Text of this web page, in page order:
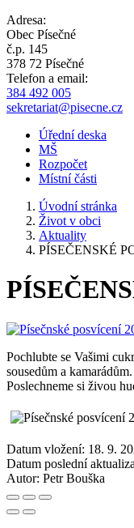
Adresa:
Obec Písečné
č.p. 145
378 72 Písečné
Telefon a email:
384 492 005
sekretariat@pisecne.cz
Úřední deska
MŠ
Rozpočet
Místní části
Úvodní stránka
Život v obci
Aktuality
PÍSEČENSKÉ
Pochlubte se Vašimi
sousedům a kamarádům.
Poslechneme si živou
Datum vložení: 18. 9.
Datum poslední
Autor: Petr Bouška